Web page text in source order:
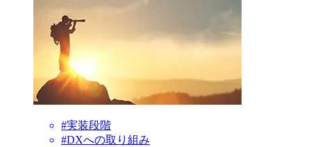
#実装段階
#DXへの取り組み